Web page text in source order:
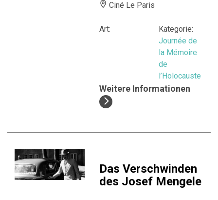
Ciné Le Paris
Art:
Kategorie:
Journée de
la Mémoire
de
l’Holocauste
Weitere Informationen
Das Verschwinden
des Josef Mengele